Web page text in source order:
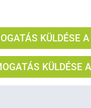
KÜLDÉSE
KÜLDÉSE